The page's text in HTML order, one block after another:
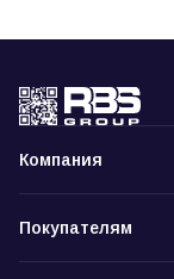
Компания
Покупателям